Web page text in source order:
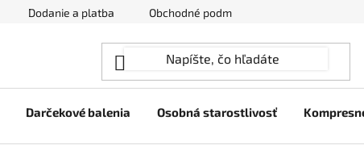
Dodanie a platba Obchodné podmienky
Darčekové balenia Osobná starostlivosť